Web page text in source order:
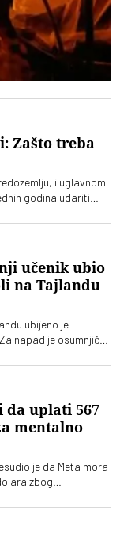
Zašto treba
i uglavnom
godina udariti
učenik ubio
na Tajlandu
ubijeno je
napad je osumnjičen
da uplati 567
mentalno
je da Meta mora
zbog
optužbe i